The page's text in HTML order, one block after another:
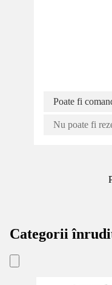
Poate fi
Nu poate fi
Categorii